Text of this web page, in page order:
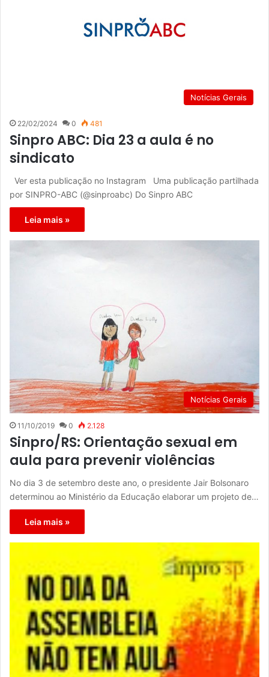
Notícias Gerais
22/02/2024 0 481
Sinpro ABC: Dia 23 a aula é no
sindicato
Ver esta publicação no Instagram Uma publicação partilhada
por SINPRO-ABC (@sinproabc) Do Sinpro ABC
Leia mais »
Notícias Gerais
11/10/2019 0 2.128
Sinpro/RS: Orientação sexual em
aula para prevenir violências
No dia 3 de setembro deste ano, o presidente Jair Bolsonaro
determinou ao Ministério da Educação elaborar um projeto de…
Leia mais »